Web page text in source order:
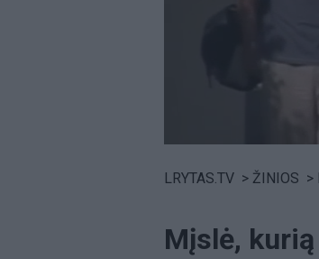
LRYTAS.TV > ŽINIOS >
Mįslė,